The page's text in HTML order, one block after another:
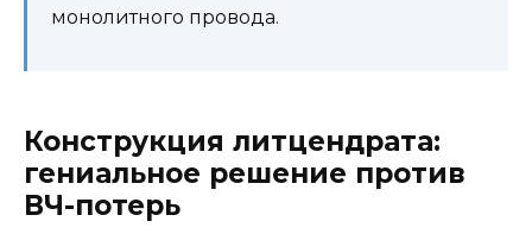
монолитного провода.
Конструкция литцендрата:
гениальное решение против
ВЧ-потерь